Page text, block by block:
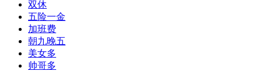
双休
五险一金
加班费
朝九晚五
美女多
帅哥多